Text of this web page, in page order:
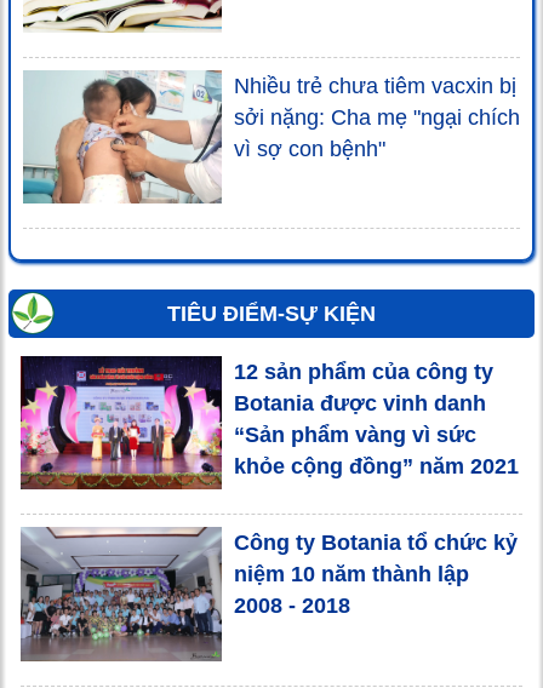
Nhiều trẻ chưa tiêm vacxin bị
sởi nặng: Cha mẹ "ngại chích
vì sợ con bệnh"
TIÊU ĐIỂM-SỰ KIỆN
12 sản phẩm của công ty
Botania được vinh danh
“Sản phẩm vàng vì sức
khỏe cộng đồng” năm 2021
Công ty Botania tổ chức kỷ
niệm 10 năm thành lập
2008 - 2018